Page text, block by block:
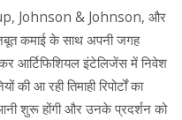
Johnson & Johnson, और
कमाई के साथ अपनी जगह
आर्टिफिशियल इंटेलिजेंस में निवेश
आ रही तिमाही रिपोर्टों का
शुरू होंगी और उनके प्रदर्शन को